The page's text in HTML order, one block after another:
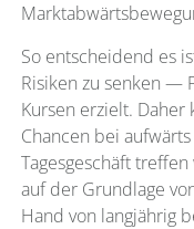
So entscheidend es
Risiken zu senken —
Kursen erzielt.
Chancen bei
Tagesgeschäft
auf der Grundlage
Hand von langjährig